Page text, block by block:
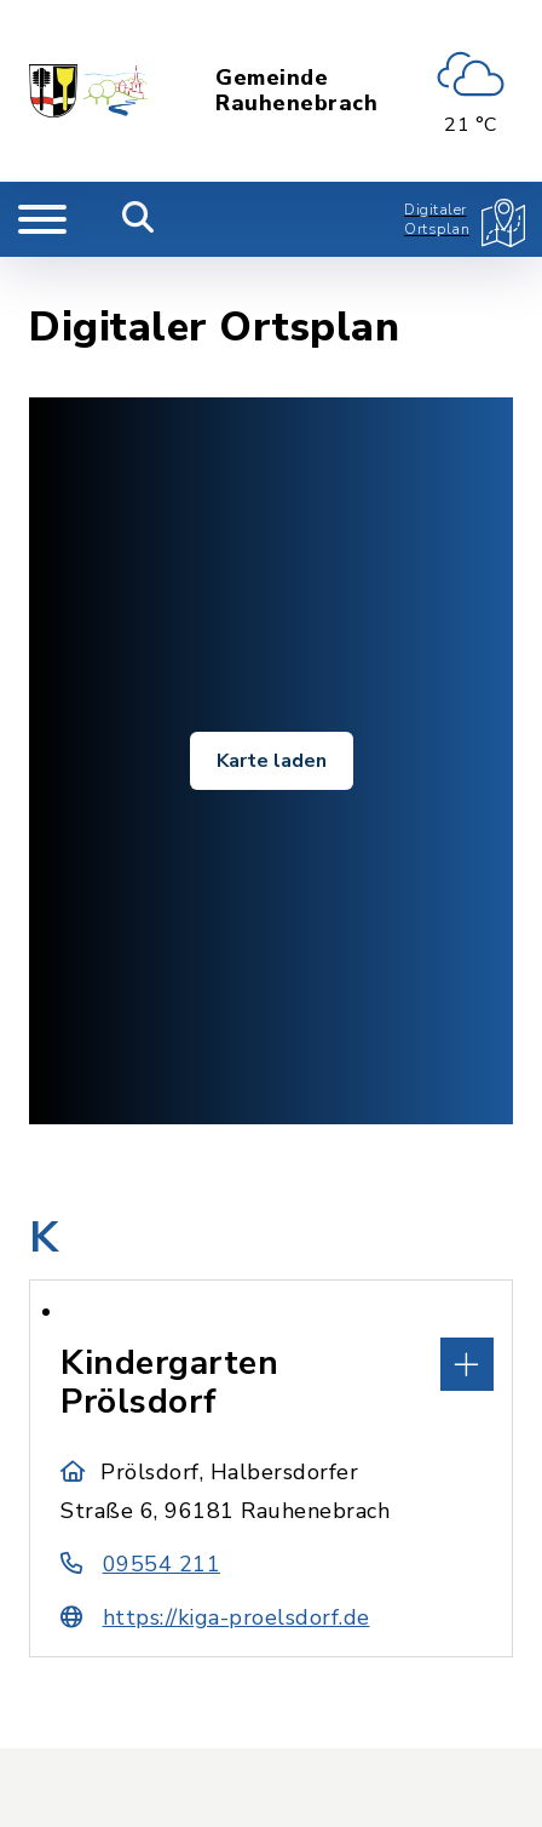
Gemeinde
Rauhenebrach
21 °C
Digitaler
Ortsplan
Digitaler Ortsplan
Karte laden
K
Kindergarten
Prölsdorf
Prölsdorf, Halbersdorfer
Straße 6, 96181 Rauhenebrach
09554 211
https://kiga-proelsdorf.de